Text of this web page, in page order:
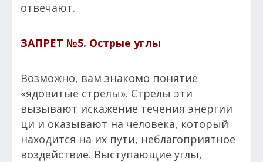
отвечают.
ЗАПРЕТ №5. Острые углы
Возможно, вам знакомо понятие
«ядовитые стрелы». Стрелы эти
вызывают искажение течения энергии
ци и оказывают на человека, который
находится на их пути, неблагоприятное
воздействие. Выступающие углы,